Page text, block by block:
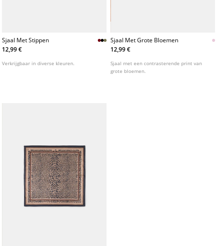
Sjaal Met Stippen
12,99 €
Verkrijgbaar in diverse kleuren.
Sjaal Met Grote Bloemen
12,99 €
Sjaal met een contrasterende print van
grote bloemen.